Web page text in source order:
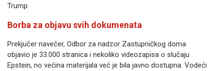
Trump.
Borba za objavu svih dokumenata
Prekjučer navečer, Odbor za nadzor Zastupničkog doma
objavio je 33.000 stranica i nekoliko videozapisa o slučaju
Epstein, no većina materijala već je bila javno dostupna. Vodeći